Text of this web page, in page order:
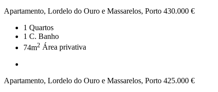
Apartamento, Lordelo do Ouro e Massarelos, Porto 430.000 €
1 Quartos
1 C. Banho
74m2 Área privativa
Apartamento, Lordelo do Ouro e Massarelos, Porto 425.000 €